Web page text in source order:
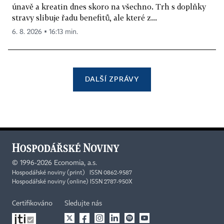
únavě a kreatin dnes skoro na všechno. Trh s doplňky
stravy slibuje řadu benefitů, ale které z...
6. 8. 2026 ▪ 16:13 min.
DALŠÍ ZPRÁVY
© 1996-2026 Economia, a.s.
Hospodářské noviny (print) ISSN 0862-9587
Hospodářské noviny (online) ISSN 2787-950X
Certifikováno Sledujte nás